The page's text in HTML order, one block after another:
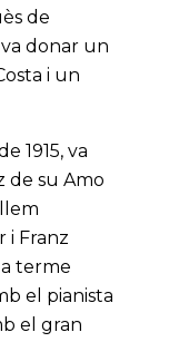
de
donar un
i un
1915, va
de su Amo
i Franz
a terme
el pianista
el gran